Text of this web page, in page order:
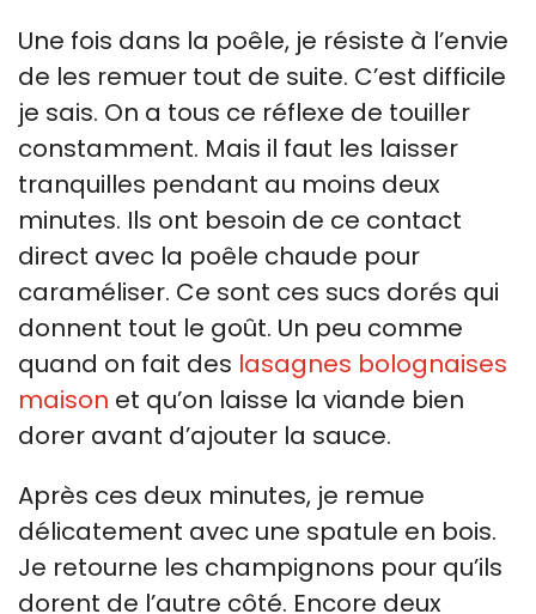
Une fois dans la poêle, je résiste à l’envie
de les remuer tout de suite. C’est difficile
je sais. On a tous ce réflexe de touiller
constamment. Mais il faut les laisser
tranquilles pendant au moins deux
minutes. Ils ont besoin de ce contact
direct avec la poêle chaude pour
caraméliser. Ce sont ces sucs dorés qui
donnent tout le goût. Un peu comme
quand on fait des lasagnes bolognaises
maison et qu’on laisse la viande bien
dorer avant d’ajouter la sauce.
Après ces deux minutes, je remue
délicatement avec une spatule en bois.
Je retourne les champignons pour qu’ils
dorent de l’autre côté. Encore deux